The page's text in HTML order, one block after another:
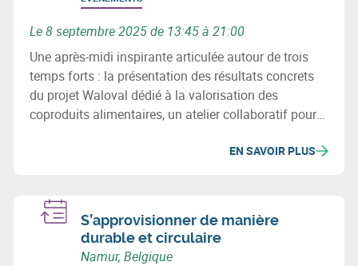
Le 8 septembre 2025 de 13:45 à 21:00
Une après-midi inspirante articulée autour de trois
temps forts : la présentation des résultats concrets
du projet Waloval dédié à la valorisation des
coproduits alimentaires, un atelier collaboratif pour
mutualisation entre acteurs, et une conférence
EN SAVOIR PLUS
S’approvisionner de manière
durable et circulaire
Namur, Belgique